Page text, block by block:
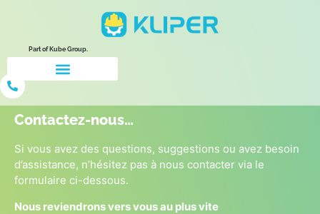
Part of Kube Group.
Contactez-nous…
Si vous avez des questions, suggestions ou avez besoin
d’assistance, n’hésitez pas à nous contacter via le
formulaire ci-dessous.
Nous reviendrons vers vous au plus vite